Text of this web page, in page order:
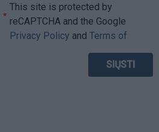
This site is protected by
reCAPTCHA and the Google
Privacy Policy and Terms of